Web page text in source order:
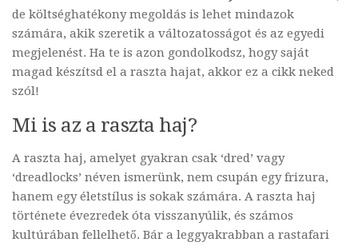
de költséghatékony megoldás is lehet mindazok
számára, akik szeretik a változatosságot és az egyedi
megjelenést. Ha te is azon gondolkodsz, hogy saját
magad készítsd el a raszta hajat, akkor ez a cikk neked
szól!
Mi is az a raszta haj?
A raszta haj, amelyet gyakran csak ‘dred’ vagy
‘dreadlocks’ néven ismerünk, nem csupán egy frizura,
hanem egy életstílus is sokak számára. A raszta haj
története évezredek óta visszanyúlik, és számos
kultúrában fellelhető. Bár a leggyakrabban a rastafari